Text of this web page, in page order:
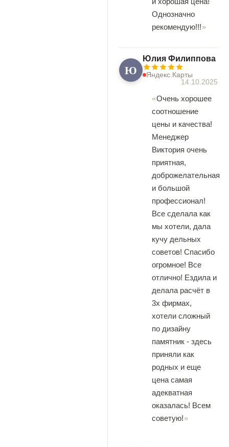
Однозначно
рекомендую!!!
Ю
Юлия Филиппова
Яндекс.Карты
14.10.2025
Очень хорошее
соотношение
цены и качества!
Менеджер
Виктория очень
приятная,
доброжелательная
и большой
профессионал!
Все сделала как
мы хотели, дала
кучу дельных
советов! Спасибо
огромное! Все
отлично! Ездила и
делала расчёт в
3х фирмах,
хотели сложный
по дизайну
памятник - здесь
приняли как
родных и еще
цена самая
адекватная
оказалась! Всем
советую!